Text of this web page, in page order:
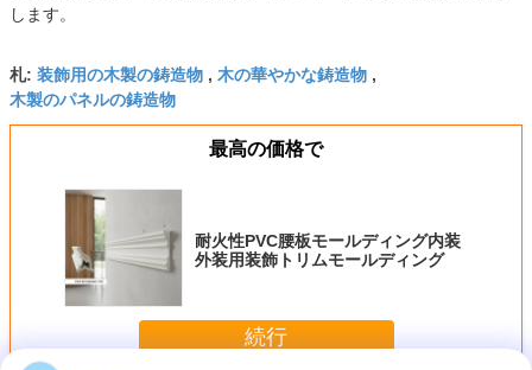
します。
札: 装飾用の木製の鋳造物 , 木の華やかな鋳造物 ,
木製のパネルの鋳造物
最高の価格で
耐火性PVC腰板モールディング内装
外装用装飾トリムモールディング
続行